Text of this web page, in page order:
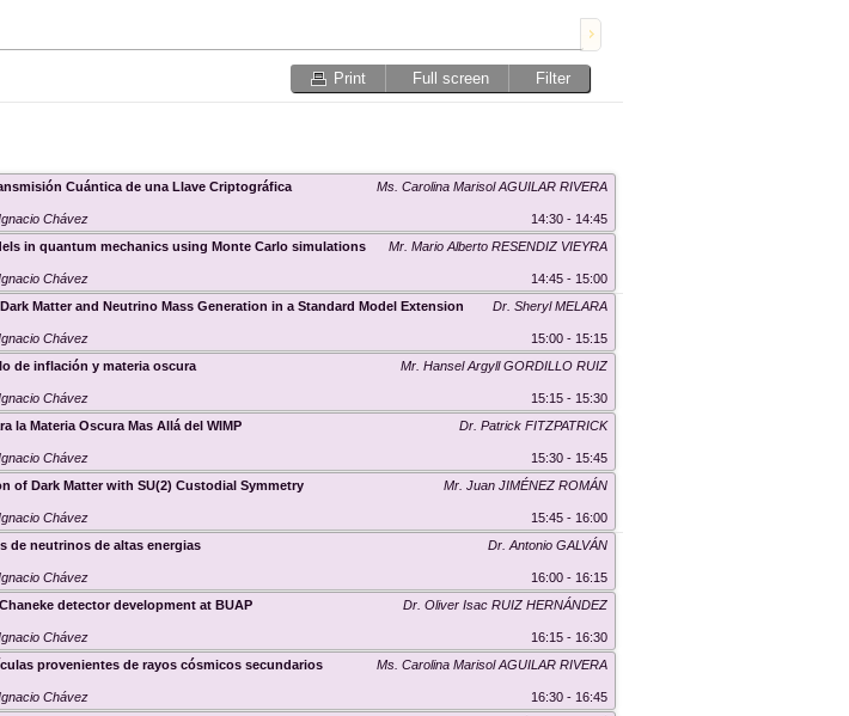
Print Full screen Filter
Ms. Carolina Marisol AGUILAR RIVERA
Cuántica de una Llave Criptográfica
14:30 - 14:45
Chávez
Mr. Mario Alberto RESENDIZ VIEYRA
in quantum mechanics using Monte Carlo simulations
14:45 - 15:00
Chávez
Dr. Sheryl MELARA
Matter and Neutrino Mass Generation in a Standard Model Extension
15:00 - 15:15
Chávez
Mr. Hansel Argyll GORDILLO RUIZ
de inflación y materia oscura
15:15 - 15:30
Chávez
Dr. Patrick FITZPATRICK
la Materia Oscura Mas Allá del WIMP
15:30 - 15:45
Chávez
Mr. Juan JIMÉNEZ ROMÁN
of Dark Matter with SU(2) Custodial Symmetry
15:45 - 16:00
Chávez
Dr. Antonio GALVÁN
de neutrinos de altas energias
16:00 - 16:15
Chávez
Dr. Oliver Isac RUIZ HERNÁNDEZ
detector development at BUAP
16:15 - 16:30
Chávez
Ms. Carolina Marisol AGUILAR RIVERA
provenientes de rayos cósmicos secundarios
16:30 - 16:45
Chávez